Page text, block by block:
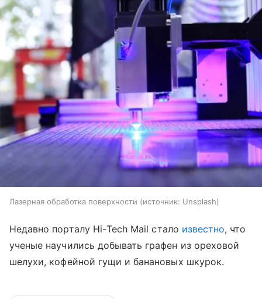
Лазерная обработка поверхности источник: Unsplash
Недавно порталу Hi-Tech Mail стало известно, что
ученые научились добывать графен из ореховой
шелухи, кофейной гущи и банановых шкурок.